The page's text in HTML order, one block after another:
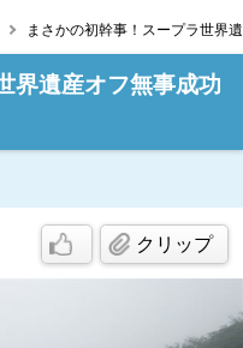
まさかの初幹事！スープラ世界
界遺産オフ無事成功
クリップ